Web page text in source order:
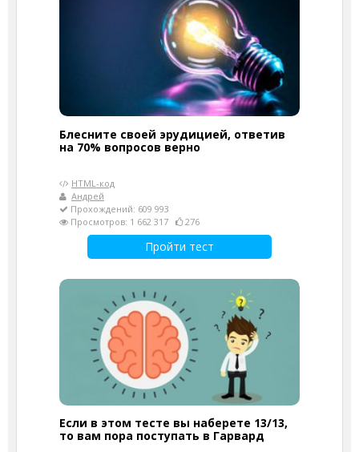
Блесните своей эрудицией, ответив
на 70% вопросов верно
HTML-код
Андрей
Прохождений: 609 993
Просмотров: 1 662 317
276
Пройти тест
Если в этом тесте вы наберете 13/13,
то вам пора поступать в Гарвард